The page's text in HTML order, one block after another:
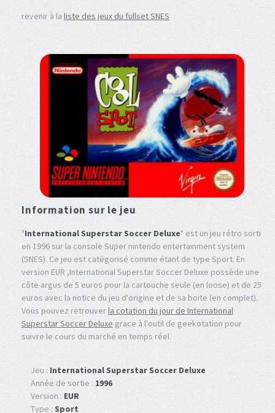
revenir à la liste des jeux du fullset SNES
Information sur le jeu
"International Superstar Soccer Deluxe" est un jeu rétro sorti
en 1996 sur la console Super nintendo entertainment system
(SNES). Ce jeu est catégorisé comme étant de type Sport. En
version EUR ,International Superstar Soccer Deluxe possède une
côte argus de 5 euros pour la cartouche seule (en loose) et de 25
euros avec la notice du jeu d'origine et de sa boite (en complet).
Vous pouvez retrouverla cotation du jour de International
Superstar Soccer Deluxe grace à l'outil de geekotation pour
suivre le cours du marché en temps réel.
Jeu : International Superstar Soccer Deluxe
Année de sortie : 1996
Version : EUR
Type : Sport